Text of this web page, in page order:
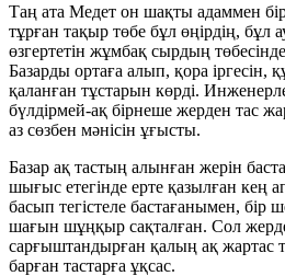
Таң ата Медет он шақты адаммен
тұрған тақыр төбе бұл өңірдің,
өзгертетін жұмбақ сырдың
Базарды ортаға алып, қора іргесін,
қаланған тұстарын көрді.
бүлдірмей-ақ бірнеше жерден тас
аз сөзбен мәнісін ұғысты.
Базар ақ тастың алынған жерін
шығыс етегінде ерте қазылған кең
басып тегістеле бастағанымен, бір
шағын шұңқыр сақталған. Сол
сарғыштандырған қалың ақ жартас
барған тастарға ұқсас.